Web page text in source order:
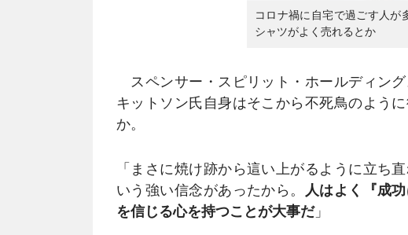
コロナ禍に自宅で過ごす人が
シャツがよく売れるとか
スペンサー・スピリット・ホールディング
キットソン氏自身はそこから不死鳥のよう
か。
「まさに焼け跡から這い上がるように立ち
いう強い信念があったから。
人はよく『成
を信じる心を持つことが大事だ」